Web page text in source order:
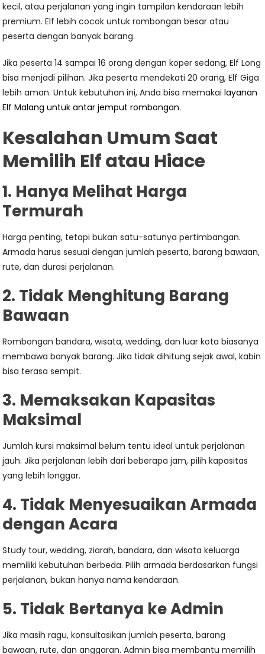
kecil, atau perjalanan yang ingin tampilan kendaraan lebih
premium. Elf lebih cocok untuk rombongan besar atau
peserta dengan banyak barang.
Jika peserta 14 sampai 16 orang dengan koper sedang, Elf Long
bisa menjadi pilihan. Jika peserta mendekati 20 orang, Elf Giga
lebih aman. Untuk kebutuhan ini, Anda bisa memakailayanan
Elf Malang untuk antar jemput rombongan.
Kesalahan Umum Saat
Memilih Elf atau Hiace
1. Hanya Melihat Harga
Termurah
Harga penting, tetapi bukan satu-satunya pertimbangan.
Armada harus sesuai dengan jumlah peserta, barang bawaan,
rute, dan durasi perjalanan.
2. Tidak Menghitung Barang
Bawaan
Rombongan bandara, wisata, wedding, dan luar kota biasanya
membawa banyak barang. Jika tidak dihitung sejak awal, kabin
bisa terasa sempit.
3. Memaksakan Kapasitas
Maksimal
Jumlah kursi maksimal belum tentu ideal untuk perjalanan
jauh. Jika perjalanan lebih dari beberapa jam, pilih kapasitas
yang lebih longgar.
4. Tidak Menyesuaikan Armada
dengan Acara
Study tour, wedding, ziarah, bandara, dan wisata keluarga
memiliki kebutuhan berbeda. Pilih armada berdasarkan fungsi
perjalanan, bukan hanya nama kendaraan.
5. Tidak Bertanya ke Admin
Jika masih ragu, konsultasikan jumlah peserta, barang
bawaan, rute, dan anggaran. Admin bisa membantu memilih